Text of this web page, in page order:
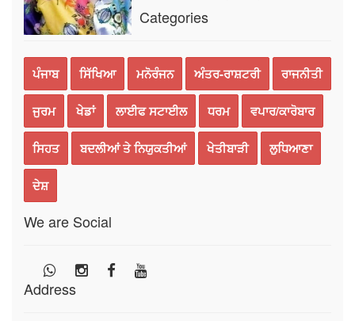
Categories
ਪੰਜਾਬ ਸਿੱਖਿਆ ਮਨੋਰੰਜਨ ਅੰਤਰ-ਰਾਸ਼ਟਰੀ ਰਾਜਨੀਤੀ
ਜੁਰਮ ਖੇਡਾਂ ਲਾਈਫ ਸਟਾਈਲ ਧਰਮ ਵਪਾਰ/ਕਾਰੋਬਾਰ
ਸਿਹਤ ਬਦਲੀਆਂ ਤੇ ਨਿਯੁਕਤੀਆਂ ਖੇਤੀਬਾੜੀ ਲੁਧਿਆਣਾ
ਦੇਸ਼
We are Social
Address